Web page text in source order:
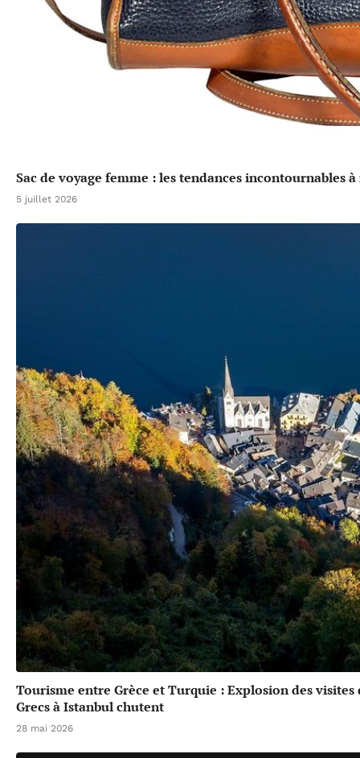
Sac de voyage femme : les tendances incontournables
5 juillet 2026
Tourisme entre Grèce et Turquie : Explosion des
Grecs à Istanbul chutent
28 mai 2026